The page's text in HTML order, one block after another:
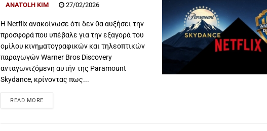
ANATOLH KIM 27/02/2026
Η Netflix ανακοίνωσε ότι δεν θα αυξήσει την
προσφορά που υπέβαλε για την εξαγορά του
ομίλου κινηματογραφικών και τηλεοπτικών
παραγωγών Warner Bros Discovery
ανταγωνιζόμενη αυτήν της Paramount
Skydance, κρίνοντας πως...
READ MORE